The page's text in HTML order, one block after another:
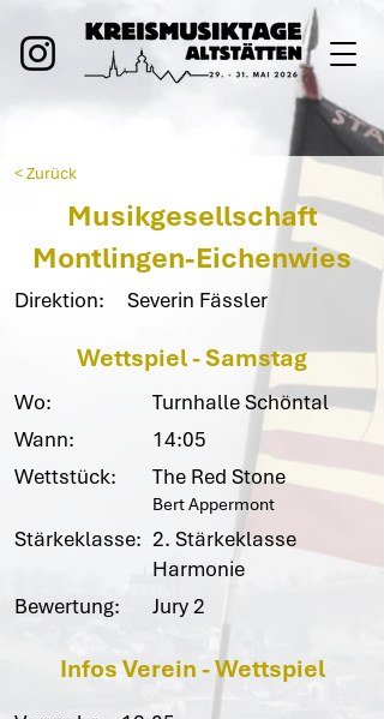
< Zurück
Musikgesellschaft
Montlingen-Eichenwies
Direktion: Severin Fässler
Wettspiel - Samstag
Wo:
Wann:
Wettstück:
Turnhalle Schöntal
14:05
The Red Stone
Bert Appermont
Stärkeklasse: 2. Stärkeklasse
Harmonie
Bewertung:
Jury 2
Infos Verein - Wettspiel